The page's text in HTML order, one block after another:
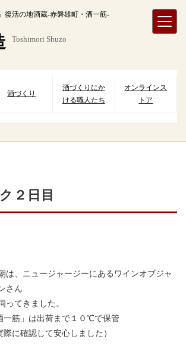
復活の地酒蔵-赤磐雄町・酒一筋-
Toshimori Shuzo
酒づくり
酒づくりにか
ける職人たち
オンラインス
トア
２日目
は、ニュージャージーにあるワインオブジャ
さん
ってきました。
一筋」は出荷まで１０℃で保管
に確認して安心しました）